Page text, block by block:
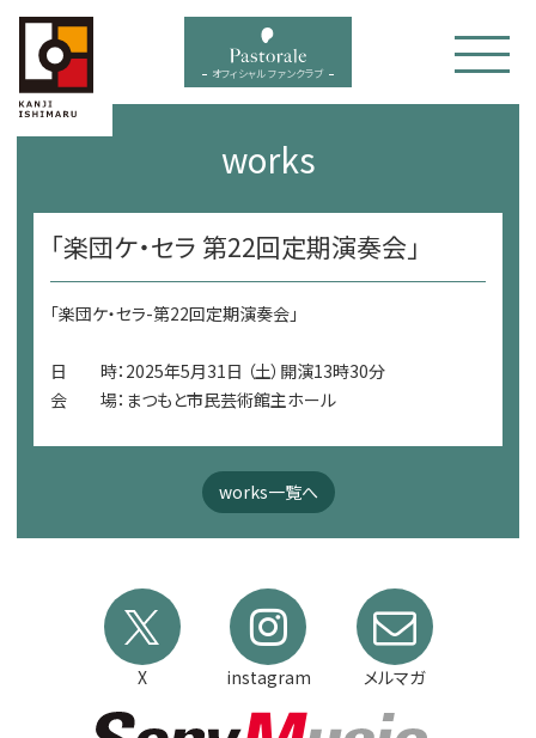
menu オフィシャル ファンクラブ
works
「楽団ケ・セラ 第22回定期演奏会」
「楽団ケ・セラ-第22回定期演奏会」
日 時：2025年5月31日 （土）開演13時30分
会 場：まつもと市民芸術館主ホール
works一覧へ
X instagram メルマガ